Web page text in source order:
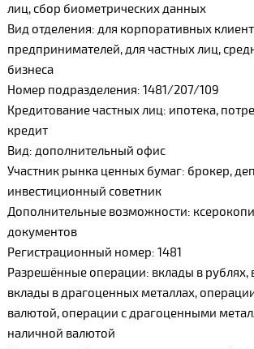
лиц, сбор биометрических данных
Вид отделения: для корпоративных
предпринимателей, для частных лиц,
бизнеса
Номер подразделения: 1481/207/109
Кредитование частных лиц: ипотека,
кредит
Вид: дополнительный офис
Участник рынка ценных бумаг: брокер,
инвестиционный советник
Дополнительные возможности:
документов
Регистрационный номер: 1481
Разрешённые операции: вклады в рублях,
вклады в драгоценных металлах,
валютой, операции с драгоценными
наличной валютой